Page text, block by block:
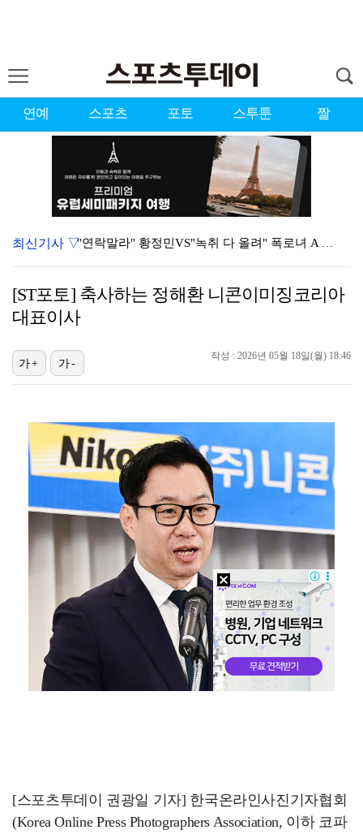
연예 스포츠 포토 스투툰 짤
"연락말라" 황정민VS"녹취 다 올려" 폭로녀 A 씨,…
이강인, 드디어 아틀레티코 선수단과 만났다…시메오네 감…
KBO, 기록적인 폭염으로 9일까지 리그 중단…내달 6…
"매출 10% 안주면 폭로" 박나래 前 매니저 2명, …
"기분 맞춰주려고" 축구협회, 외국인 심판 성접대 의혹…
'나솔' 24기 옥순, 출연료 미지급 폭로 "1년 넘게…
최신기사 ▽
[ST포토] 축사하는 정해환 니콘이미징코리아
대표이사
작성 : 2026년 05월 18일(월) 18:46
가+ 가-
[스포츠투데이 권광일 기자] 한국온라인사진기자협회
(Korea Online Press Photographers Association, 이하 코파